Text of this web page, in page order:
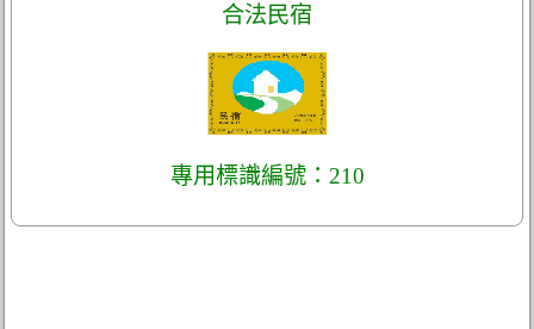
合法民宿
專用標識編號：210